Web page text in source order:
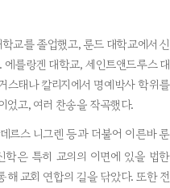
교를 졸업했고, 룬드 대학교에서 신
를랑겐 대학교, 세인트앤드루스 대
스태나 칼리지에서 명예박사 학위를
었고, 여러 찬송을 작곡했다.
르스 니그렌 등과 더불어 이른바 룬
학은 특히 교의의 이면에 있을 법한
교회 연합의 길을 닦았다. 또한 전